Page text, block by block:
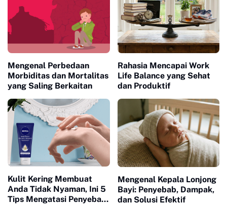
Mengenal Perbedaan
Morbiditas dan Mortalitas
yang Saling Berkaitan
Rahasia Mencapai Work
Life Balance yang Sehat
dan Produktif
Kulit Kering Membuat
Anda Tidak Nyaman, Ini 5
Tips Mengatasi Penyebab
Mengenal Kepala Lonjong
Bayi: Penyebab, Dampak,
dan Solusi Efektif